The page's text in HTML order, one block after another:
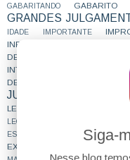
Siga-
Nesse blog
GABARITANDO
GABARITO
GRANDES
IDADE
IMPORTANTE
INFORMAÇÃO
DEFINITIVA
INTERNACIONAL
DE DIREITO
JURISPRUDENCIA
LEGISLAÇÃO
LEGITIMIDADE
ESQUEMATIZADAS
LEIS
EXPRESSÃO
LÍNGUA